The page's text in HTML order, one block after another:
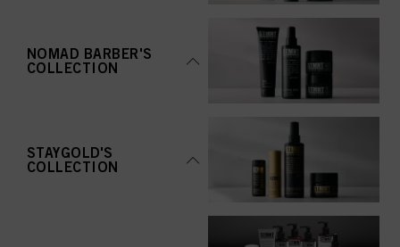
NOMAD BARBER'S
COLLECTION
STAYGOLD'S
COLLECTION